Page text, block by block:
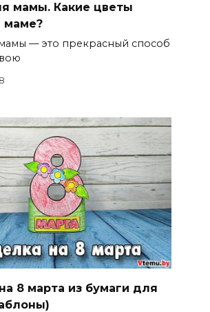
мамы. Какие цветы
маме?
— это прекрасный способ
8 марта из бумаги для